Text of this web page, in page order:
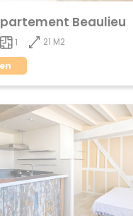
Beaulieu
1
21 M2